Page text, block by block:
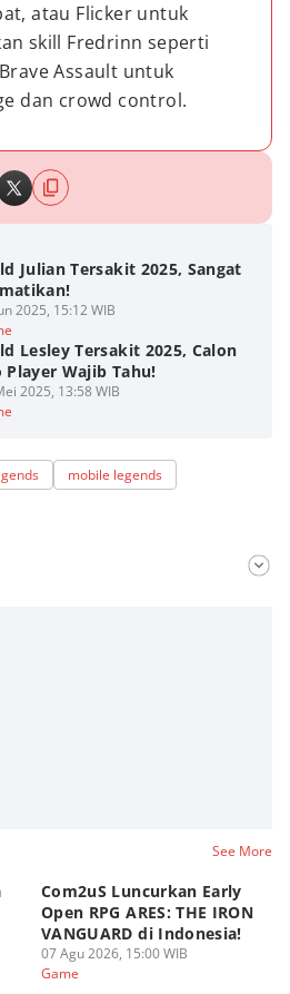
atau Flicker untuk
skill Fredrinn seperti
Assault untuk
dan crowd control.
Julian Tersakit 2025, Sangat
2025, 15:12 WIB
Lesley Tersakit 2025, Calon
Player Wajib Tahu!
2025, 13:58 WIB
mobile legends
See More
Com2uS Luncurkan Early
Open RPG ARES: THE IRON
VANGUARD di Indonesia!
07 Agu 2026, 15:00 WIB
Game